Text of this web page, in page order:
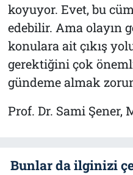
koyuyor. Evet, bu
edebilir. Ama olayın
konulara ait çıkış
gerektiğini çok
gündeme almak
Prof. Dr. Sami Şener,
Bunlar da ilginizi